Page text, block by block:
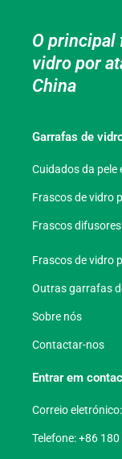
O principal
vidro por
China
Garrafas de
Cuidados da pele
Frascos de vidro
Frascos
Frascos de vidro
Outras garrafas
Sobre nós
Contactar-nos
Entrar em
Correio eletrónico:
Telefone: +86